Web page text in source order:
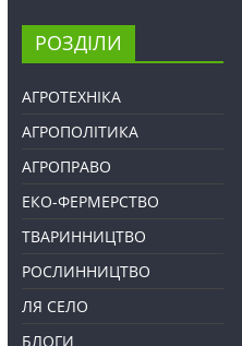
РОЗДІЛИ
АГРОТЕХНІКА
АГРОПОЛІТИКА
АГРОПРАВО
ЕКО-ФЕРМЕРСТВО
ТВАРИННИЦТВО
РОСЛИННИЦТВО
ЛЯ СЕЛО
БЛОГИ